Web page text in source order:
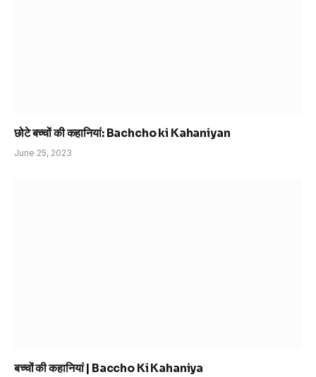
छोटे बच्चों की कहानियां: Bachcho ki Kahaniyan
June 25, 2023
बच्चों की कहानियां | Baccho Ki Kahaniya